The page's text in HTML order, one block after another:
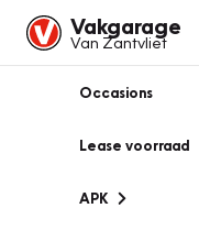
Vakgarage
Van Zantvliet
Occasions
Lease voorraad
APK